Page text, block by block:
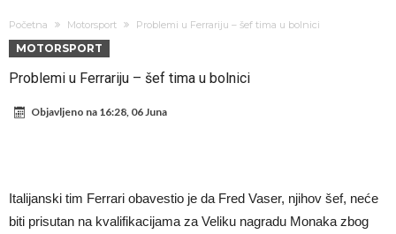
Bomba iz Madrida: Arda Güler u centru pažnje zbog ponude od 18
BIZARNA BORBA KOJA JE ZAPALILA INTERNET: Poznati teškaš
Početna Motorsport Problemi u Ferrariju – šef tima u bolnici
MOTORSPORT
Problemi u Ferrariju – šef tima u bolnici
Objavljeno na 16:28, 06 Juna
Italijanski tim Ferrari obavestio je da Fred Vaser, njihov šef, neće
biti prisutan na kvalifikacijama za Veliku nagradu Monaka zbog